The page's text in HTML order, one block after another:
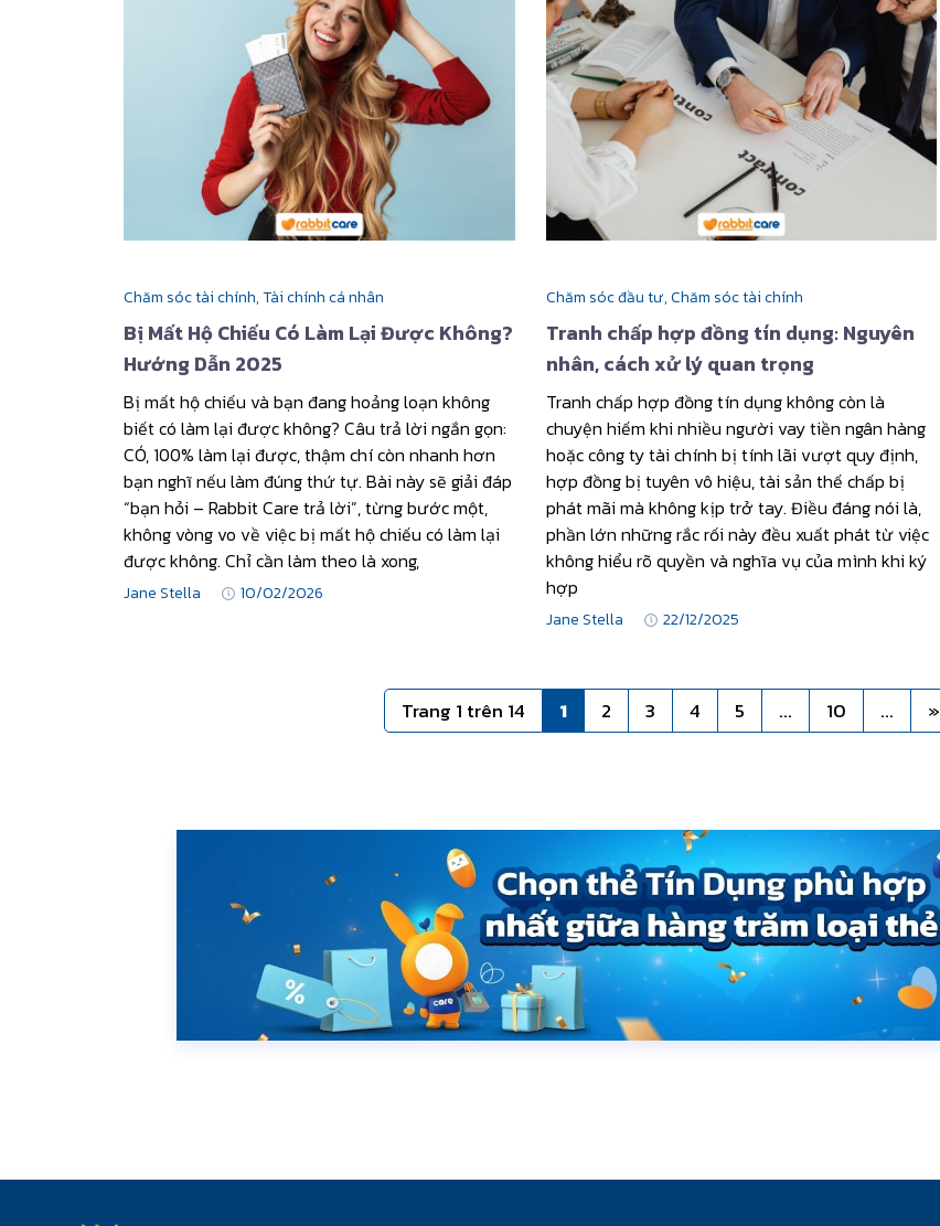
Chăm sóc tài chính,Tài chính cá nhân
Bị Mất Hộ Chiếu Có Làm Lại Được Không?
Hướng Dẫn 2025
Bị mất hộ chiếu và bạn đang hoảng loạn không
biết có làm lại được không? Câu trả lời ngắn gọn:
CÓ, 100% làm lại được, thậm chí còn nhanh hơn
bạn nghĩ nếu làm đúng thứ tự. Bài này sẽ giải đáp
“bạn hỏi – Rabbit Care trả lời”, từng bước một,
không vòng vo về việc bị mất hộ chiếu có làm lại
được không. Chỉ cần làm theo là xong,
Jane Stella 10/02/2026
Chăm sóc đầu tư,Chăm sóc tài chính
Tranh chấp hợp đồng tín dụng: Nguyên
nhân, cách xử lý quan trọng
Tranh chấp hợp đồng tín dụng không còn là
chuyện hiếm khi nhiều người vay tiền ngân hàng
hoặc công ty tài chính bị tính lãi vượt quy định,
hợp đồng bị tuyên vô hiệu, tài sản thế chấp bị
phát mãi mà không kịp trở tay. Điều đáng nói là,
phần lớn những rắc rối này đều xuất phát từ việc
không hiểu rõ quyền và nghĩa vụ của mình khi ký
hợp
Jane Stella 22/12/2025
Trang 1 trên 14 1 2 3 4 5 ... 10 ... »